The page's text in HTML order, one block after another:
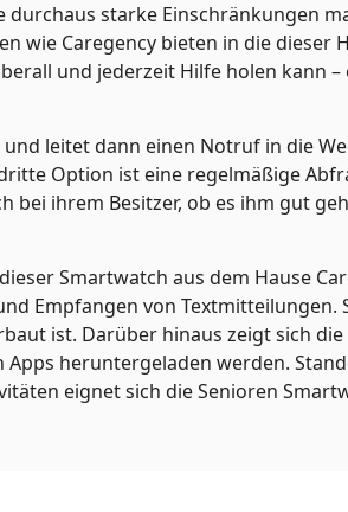
starke Einschränkungen
wie Caregency bieten in die
und jederzeit Hilfe holen kann
leitet dann einen Notruf in die
Option ist eine regelmäßige
ihrem Besitzer, ob es ihm gut
Smartwatch aus dem Hause
Empfangen von Textmitteilungen.
ist. Darüber hinaus zeigt sich
heruntergeladen werden.
eignet sich die Senioren